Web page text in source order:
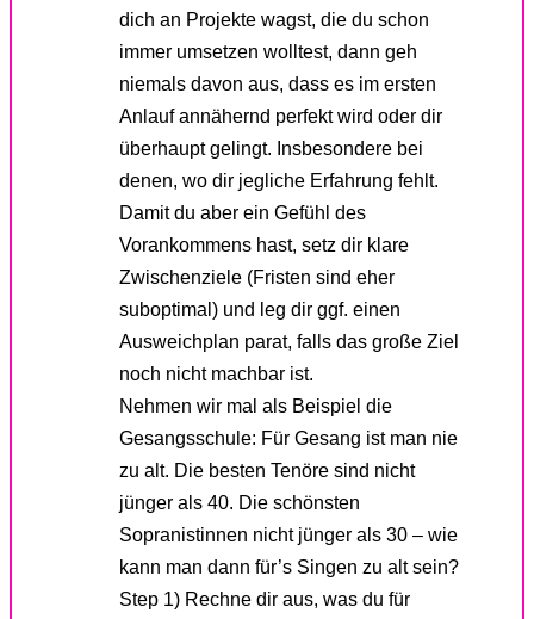
dich an Projekte wagst, die du schon
immer umsetzen wolltest, dann geh
niemals davon aus, dass es im ersten
Anlauf annähernd perfekt wird oder dir
überhaupt gelingt. Insbesondere bei
denen, wo dir jegliche Erfahrung fehlt.
Damit du aber ein Gefühl des
Vorankommens hast, setz dir klare
Zwischenziele (Fristen sind eher
suboptimal) und leg dir ggf. einen
Ausweichplan parat, falls das große Ziel
noch nicht machbar ist.
Nehmen wir mal als Beispiel die
Gesangsschule: Für Gesang ist man nie
zu alt. Die besten Tenöre sind nicht
jünger als 40. Die schönsten
Sopranistinnen nicht jünger als 30 – wie
kann man dann für’s Singen zu alt sein?
Step 1) Rechne dir aus, was du für